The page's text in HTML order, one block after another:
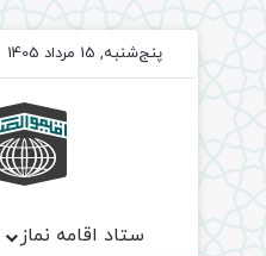
پنج‌شنبه, 15 مرداد 1405
ستاد اقامه نماز